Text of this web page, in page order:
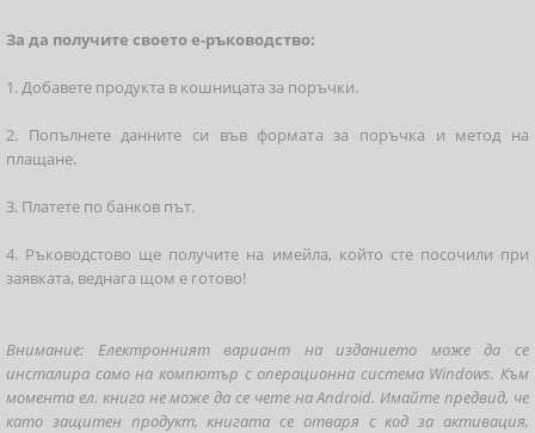
За да получите своето е-ръководство:
1. Добавете продукта в кошницата за поръчки.
2. Попълнете данните си във формата за поръчка и метод на
плащане.
3. Платете по банков път.
4. Ръководстово ще получите на имейла, който сте посочили при
заявката, веднага щом е готово!
Внимание: Електронният вариант на изданието може да се
инсталира само на компютър с операционна система Windows. Към
момента ел. книга не може да се чете на Android. Имайте предвид, че
като защитен продукт, книгата се отваря с код за активация,